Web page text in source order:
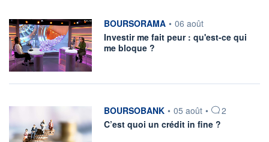
information fournie par
BOURSORAMA • 06 août
Investir me fait peur : qu'est-ce qui
me bloque ?
information fournie par
BOURSOBANK • 05 août •
2
C’est quoi un crédit in fine ?